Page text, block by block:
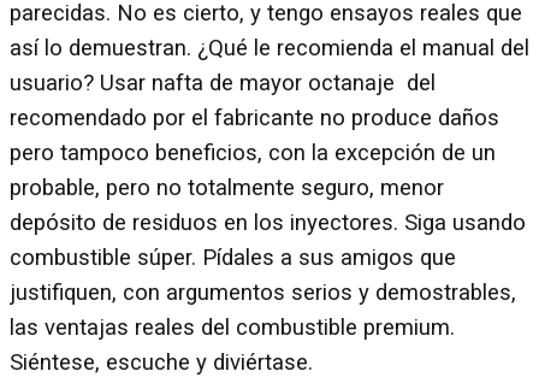
parecidas. No es cierto, y tengo ensayos reales que
así lo demuestran. ¿Qué le recomienda el manual del
usuario? Usar nafta de mayor octanaje del
recomendado por el fabricante no produce daños
pero tampoco beneficios, con la excepción de un
probable, pero no totalmente seguro, menor
depósito de residuos en los inyectores. Siga usando
combustible súper. Pídales a sus amigos que
justifiquen, con argumentos serios y demostrables,
las ventajas reales del combustible premium.
Siéntese, escuche y diviértase.